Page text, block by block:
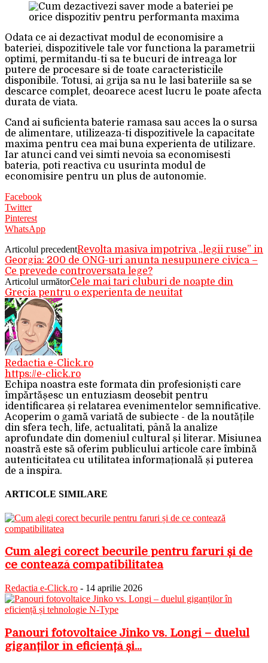
Odata ce ai dezactivat modul de economisire a
bateriei, dispozitivele tale vor functiona la parametrii
optimi, permitandu-ti sa te bucuri de intreaga lor
putere de procesare si de toate caracteristicile
disponibile. Totusi, ai grija sa nu le lasi bateriile sa se
descarce complet, deoarece acest lucru le poate afecta
durata de viata.
Cand ai suficienta baterie ramasa sau acces la o sursa
de alimentare, utilizeaza-ti dispozitivele la capacitate
maxima pentru cea mai buna experienta de utilizare.
Iar atunci cand vei simti nevoia sa economisesti
bateria, poti reactiva cu usurinta modul de
economisire pentru un plus de autonomie.
Facebook
Twitter
Pinterest
WhatsApp
Articolul precedentRevolta masiva impotriva „legii ruse” in
Georgia: 200 de ONG-uri anunta nesupunere civica –
Ce prevede controversata lege?
Articolul următorCele mai tari cluburi de noapte din
Grecia pentru o experienta de neuitat
Redactia e-Click.ro
https://e-click.ro
Echipa noastra este formata din profesioniști care
împărtășesc un entuziasm deosebit pentru
identificarea și relatarea evenimentelor semnificative.
Acoperim o gamă variată de subiecte - de la noutățile
din sfera tech, life, actualitati, până la analize
aprofundate din domeniul cultural și literar. Misiunea
noastră este să oferim publicului articole care îmbină
autenticitatea cu utilitatea informațională și puterea
de a inspira.
ARTICOLE SIMILARE
Cum alegi corect becurile pentru faruri și de
ce contează compatibilitatea
Redactia e-Click.ro - 14 aprilie 2026
Panouri fotovoltaice Jinko vs. Longi – duelul
giganților în eficiență și...